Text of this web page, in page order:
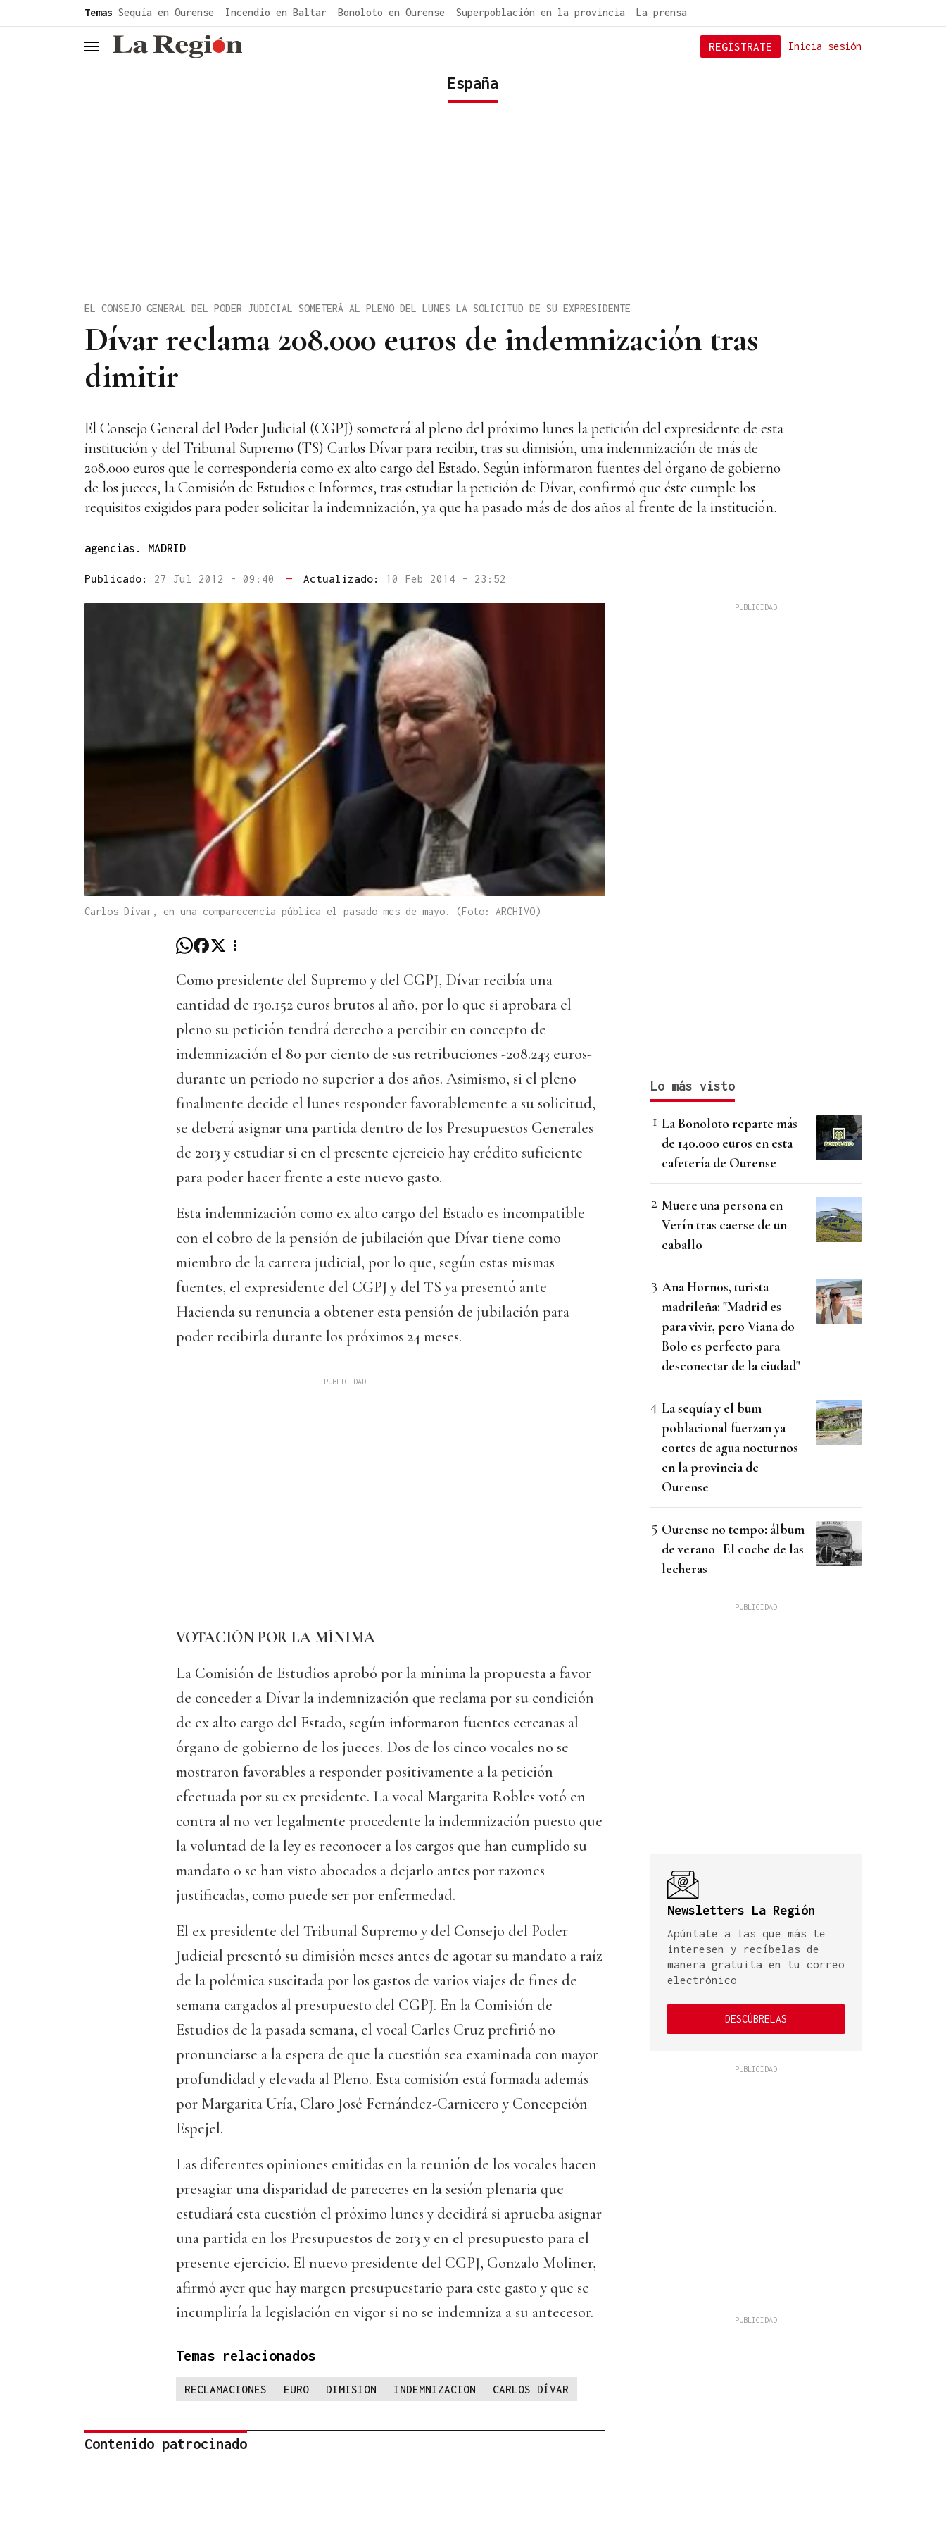
Temas Sequía en Ourense Incendio en Baltar Bonoloto en Ourense Superpoblación en la provincia La prensa
header.menu.open Inicia sesión
REGÍSTRATE
España
Dívar reclama 208.000 euros de indemnización tras
dimitir
EL CONSEJO GENERAL DEL PODER JUDICIAL SOMETERÁ AL PLENO DEL LUNES LA SOLICITUD DE SU EXPRESIDENTE
El Consejo General del Poder Judicial (CGPJ) someterá al pleno del próximo lunes la petición del expresidente de esta
institución y del Tribunal Supremo (TS) Carlos Dívar para recibir, tras su dimisión, una indemnización de más de
208.000 euros que le correspondería como ex alto cargo del Estado. Según informaron fuentes del órgano de gobierno
de los jueces, la Comisión de Estudios e Informes, tras estudiar la petición de Dívar, confirmó que éste cumple los
requisitos exigidos para poder solicitar la indemnización, ya que ha pasado más de dos años al frente de la institución.
agencias. MADRID
Publicado: 27 Jul 2012 - 09:40 — Actualizado: 10 Feb 2014 - 23:52
Carlos Dívar, en una comparecencia pública el pasado mes de mayo. (Foto: ARCHIVO)
Como presidente del Supremo y del CGPJ, Dívar recibía una
cantidad de 130.152 euros brutos al año, por lo que si aprobara el
pleno su petición tendrá derecho a percibir en concepto de
indemnización el 80 por ciento de sus retribuciones -208.243 euros-
durante un periodo no superior a dos años. Asimismo, si el pleno
finalmente decide el lunes responder favorablemente a su solicitud,
se deberá asignar una partida dentro de los Presupuestos Generales
de 2013 y estudiar si en el presente ejercicio hay crédito suficiente
para poder hacer frente a este nuevo gasto.
Esta indemnización como ex alto cargo del Estado es incompatible
con el cobro de la pensión de jubilación que Dívar tiene como
miembro de la carrera judicial, por lo que, según estas mismas
fuentes, el expresidente del CGPJ y del TS ya presentó ante
Hacienda su renuncia a obtener esta pensión de jubilación para
poder recibirla durante los próximos 24 meses.
VOTACIÓN POR LA MÍNIMA
La Comisión de Estudios aprobó por la mínima la propuesta a favor
de conceder a Dívar la indemnización que reclama por su condición
de ex alto cargo del Estado, según informaron fuentes cercanas al
órgano de gobierno de los jueces. Dos de los cinco vocales no se
mostraron favorables a responder positivamente a la petición
efectuada por su ex presidente. La vocal Margarita Robles votó en
contra al no ver legalmente procedente la indemnización puesto que
la voluntad de la ley es reconocer a los cargos que han cumplido su
mandato o se han visto abocados a dejarlo antes por razones
justificadas, como puede ser por enfermedad.
El ex presidente del Tribunal Supremo y del Consejo del Poder
Judicial presentó su dimisión meses antes de agotar su mandato a raíz
de la polémica suscitada por los gastos de varios viajes de fines de
semana cargados al presupuesto del CGPJ. En la Comisión de
Estudios de la pasada semana, el vocal Carles Cruz prefirió no
pronunciarse a la espera de que la cuestión sea examinada con mayor
profundidad y elevada al Pleno. Esta comisión está formada además
por Margarita Uría, Claro José Fernández-Carnicero y Concepción
Espejel.
Las diferentes opiniones emitidas en la reunión de los vocales hacen
presagiar una disparidad de pareceres en la sesión plenaria que
estudiará esta cuestión el próximo lunes y decidirá si aprueba asignar
una partida en los Presupuestos de 2013 y en el presupuesto para el
presente ejercicio. El nuevo presidente del CGPJ, Gonzalo Moliner,
afirmó ayer que hay margen presupuestario para este gasto y que se
incumpliría la legislación en vigor si no se indemniza a su antecesor.
Temas relacionados
RECLAMACIONES EURO DIMISION INDEMNIZACION CARLOS DÍVAR
Contenido patrocinado
Lo más visto
La Bonoloto reparte más
de 140.000 euros en esta
cafetería de Ourense
Muere una persona en
Verín tras caerse de un
caballo
Ana Hornos, turista
madrileña: "Madrid es
para vivir, pero Viana do
Bolo es perfecto para
desconectar de la ciudad"
La sequía y el bum
poblacional fuerzan ya
cortes de agua nocturnos
en la provincia de
Ourense
Ourense no tempo: álbum
de verano | El coche de las
lecheras
Newsletters La Región
Apúntate a las que más te
interesen y recíbelas de
manera gratuita en tu correo
electrónico
DESCÚBRELAS